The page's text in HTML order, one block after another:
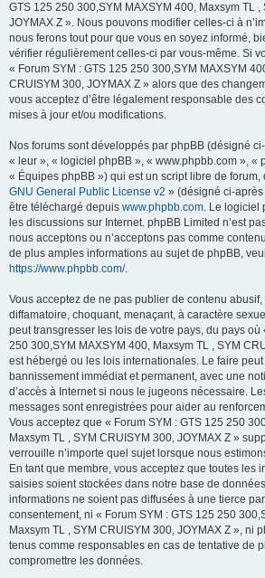
GTS 125 250 300,SYM MAXSYM 400, Maxsym TL ,
JOYMAX Z ». Nous pouvons modifier celles-ci à
nous ferons tout pour que vous en soyez informé,
vérifier régulièrement celles-ci par vous-même. Si
« Forum SYM : GTS 125 250 300,SYM MAXSYM
CRUISYM 300, JOYMAX Z » alors que des
vous acceptez d’être légalement responsable des
mises à jour et/ou modifications.
Nos forums sont développés par phpBB (désigné
« leur », « logiciel phpBB », « www.phpbb.com », «
« Équipes phpBB ») qui est un script libre de
GNU General Public License v2 » (désigné ci-
être téléchargé depuis www.phpbb.com. Le logiciel
les discussions sur Internet. phpBB Limited n’est
nous acceptons ou n’acceptons pas comme
de plus amples informations au sujet de phpBB,
https://www.phpbb.com/.
Vous acceptez de ne pas publier de contenu
diffamatoire, choquant, menaçant, à caractère
peut transgresser les lois de votre pays, du pays où
250 300,SYM MAXSYM 400, Maxsym TL , SYM
est hébergé ou les lois internationales. Le faire
bannissement immédiat et permanent, avec une
d’accès à Internet si nous le jugeons nécessaire.
messages sont enregistrées pour aider au
Vous acceptez que « Forum SYM : GTS 125 250
Maxsym TL , SYM CRUISYM 300, JOYMAX Z »
verrouille n’importe quel sujet lorsque nous
En tant que membre, vous acceptez que toutes les
saisies soient stockées dans notre base de
informations ne soient pas diffusées à une tierce
consentement, ni « Forum SYM : GTS 125 250
Maxsym TL , SYM CRUISYM 300, JOYMAX Z », ni
tenus comme responsables en cas de tentative de
compromettre les données.